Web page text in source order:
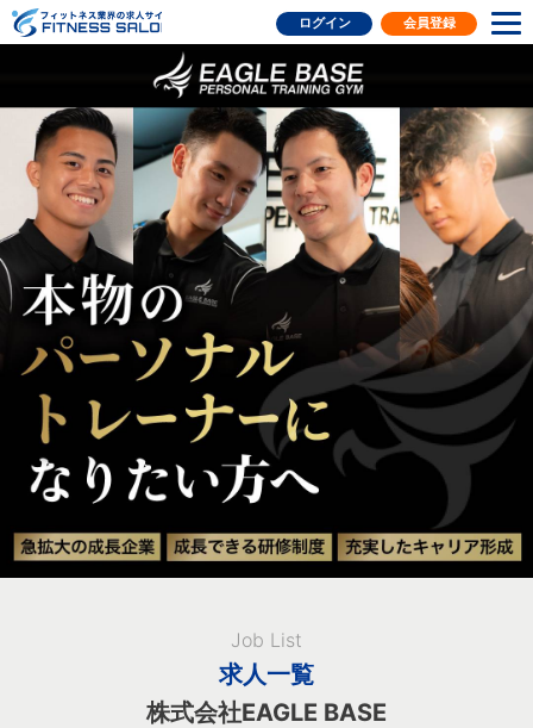
フィットネス業界の求人
ログイン 会員登録
Job List
求人一覧
株式会社EAGLE BASE